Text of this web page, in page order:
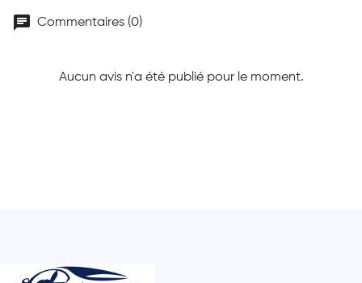
chat Commentaires (0)
Aucun avis n'a été publié pour le moment.